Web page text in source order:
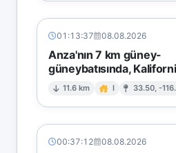
01:13:37 08.08.2026
Anza'nın 7 km güney-
güneybatısında,
11.6 km I 33.50, -
00:37:12 08.08.2026